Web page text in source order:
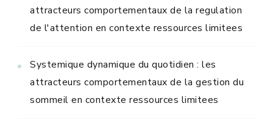
attracteurs comportementaux de la regulation
de l'attention en contexte ressources limitees
Systemique dynamique du quotidien : les
attracteurs comportementaux de la gestion du
sommeil en contexte ressources limitees